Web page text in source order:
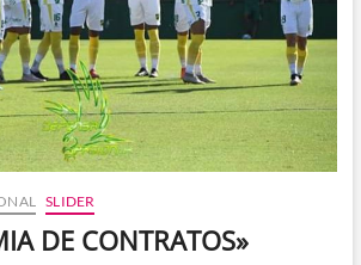
SLIDER
DE CONTRATOS»